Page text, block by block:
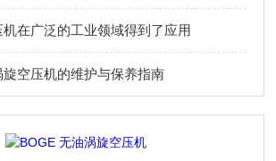
在广泛的工业领域得到了应用
空压机的维护与保养指南